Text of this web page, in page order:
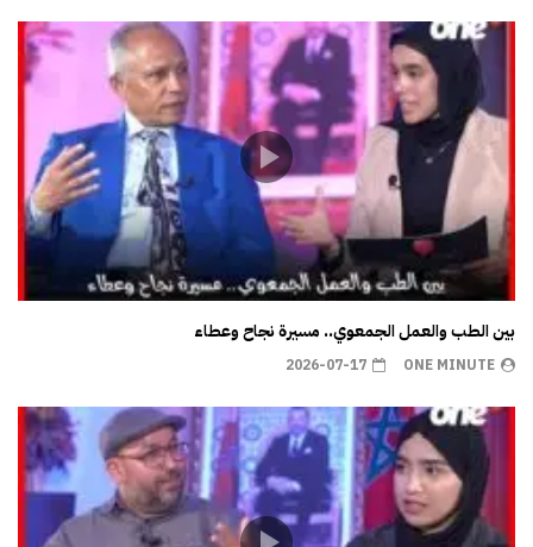
بين الطب والعمل الجمعوي.. مسيرة نجاح وعطاء
ONE MINUTE
2026-07-17